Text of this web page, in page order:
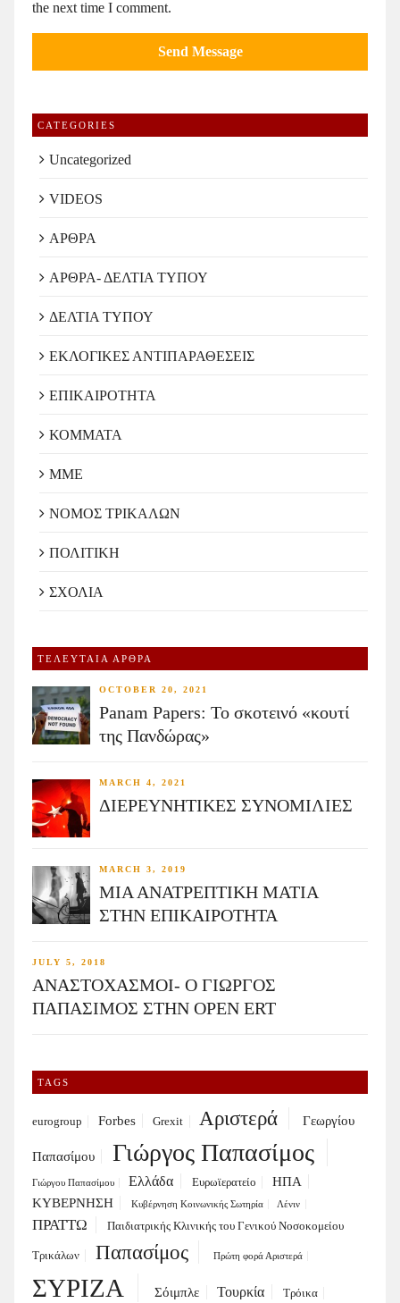
the next time I comment.
CATEGORIES
Uncategorized
VIDEOS
ΑΡΘΡΑ
ΑΡΘΡΑ- ΔΕΛΤΙΑ ΤΥΠΟΥ
ΔΕΛΤΙΑ ΤΥΠΟΥ
ΕΚΛΟΓΙΚΕΣ ΑΝΤΙΠΑΡΑΘΕΣΕΙΣ
ΕΠΙΚΑΙΡΟΤΗΤΑ
ΚΟΜΜΑΤΑ
ΜΜΕ
ΝΟΜΟΣ ΤΡΙΚΑΛΩΝ
ΠΟΛΙΤΙΚΗ
ΣΧΟΛΙΑ
ΤΕΛΕΥΤΑΙΑ ΑΡΘΡΑ
OCTOBER 20, 2021
Panam Papers: Το σκοτεινό «κουτί
της Πανδώρας»
MARCH 4, 2021
ΔΙΕΡΕΥΝΗΤΙΚΕΣ ΣΥΝΟΜΙΛΙΕΣ
MARCH 3, 2019
ΜΙΑ ΑΝΑΤΡΕΠΤΙΚΗ ΜΑΤΙΑ
ΣΤΗΝ ΕΠΙΚΑΙΡΟΤΗΤΑ
JULY 5, 2018
ΑΝΑΣΤΟΧΑΣΜΟΙ- Ο ΓΙΩΡΓΟΣ
ΠΑΠΑΣΙΜΟΣ ΣΤΗΝ OPEN ERT
TAGS
eurogroup Forbes Grexit Αριστερά Γεωργίου
Παπασίμου Γιώργος Παπασίμος
Γιώργου Παπασίμου Ελλάδα Ευρωϊερατείο
ΗΠΑ
ΚΥΒΕΡΝΗΣΗ
Κυβέρνηση Κοινωνικής Σωτηρία Λένιν
ΠΡΑΤΤΩ Παιδιατρικής Κλινικής του Γενικού Νοσοκομείου
Τρικάλων Παπασίμος Πρώτη φορά Αριστερά
ΣΥΡΙΖΑ Σόιμπλε Τουρκία Τρόικα